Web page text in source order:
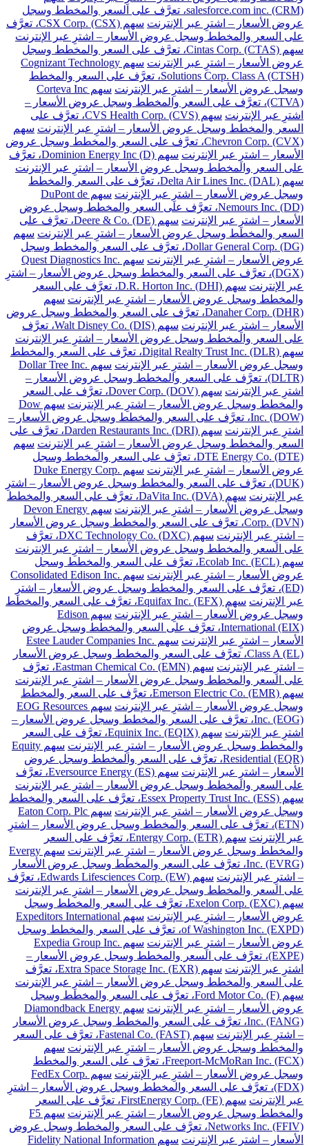
salesforce.com inc. (CRM)، تعرَّف على السعر والمخطط وسجل
عروض الأسعار – اشترِ عبر الإنترنت
سهم CSX Corp. (CSX)، تعرَّف
على السعر والمخطط وسجل عروض الأسعار – اشترِ عبر الإنترنت
سهم Cintas Corp. (CTAS)، تعرَّف على السعر والمخطط وسجل
عروض الأسعار – اشترِ عبر الإنترنت
سهم Cognizant Technology
Solutions Corp. Class A (CTSH)، تعرَّف على السعر والمخطط
وسجل عروض الأسعار – اشترِ عبر الإنترنت
سهم Corteva Inc
(CTVA)، تعرَّف على السعر والمخطط وسجل عروض الأسعار –
اشترِ عبر الإنترنت
سهم CVS Health Corp. (CVS)، تعرَّف على
السعر والمخطط وسجل عروض الأسعار – اشترِ عبر الإنترنت سهم
Chevron Corp. (CVX)، تعرَّف على السعر والمخطط وسجل عروض
الأسعار – اشترِ عبر الإنترنت
سهم Dominion Energy Inc (D)، تعرَّف
على السعر والمخطط وسجل عروض الأسعار – اشترِ عبر الإنترنت
سهم Delta Air Lines Inc. (DAL)، تعرَّف على السعر والمخطط
وسجل عروض الأسعار – اشترِ عبر الإنترنت
سهم DuPont de
Nemours Inc. (DD)، تعرَّف على السعر والمخطط وسجل عروض
الأسعار – اشترِ عبر الإنترنت
سهم Deere & Co. (DE)، تعرَّف على
السعر والمخطط وسجل عروض الأسعار – اشترِ عبر الإنترنت سهم
Dollar General Corp. (DG)، تعرَّف على السعر والمخطط وسجل
عروض الأسعار – اشترِ عبر الإنترنت
سهم Quest Diagnostics Inc.
(DGX)، تعرَّف على السعر والمخطط وسجل عروض الأسعار – اشترِ
عبر الإنترنت
سهم D.R. Horton Inc. (DHI)، تعرَّف على السعر
والمخطط وسجل عروض الأسعار – اشترِ عبر الإنترنت سهم
Danaher Corp. (DHR)، تعرَّف على السعر والمخطط وسجل عروض
الأسعار – اشترِ عبر الإنترنت
سهم Walt Disney Co. (DIS)، تعرَّف
على السعر والمخطط وسجل عروض الأسعار – اشترِ عبر الإنترنت
سهم Digital Realty Trust Inc. (DLR)، تعرَّف على السعر والمخطط
وسجل عروض الأسعار – اشترِ عبر الإنترنت
سهم Dollar Tree Inc.
(DLTR)، تعرَّف على السعر والمخطط وسجل عروض الأسعار –
اشترِ عبر الإنترنت
سهم Dover Corp. (DOV)، تعرَّف على السعر
والمخطط وسجل عروض الأسعار – اشترِ عبر الإنترنت
سهم Dow
Inc. (DOW)، تعرَّف على السعر والمخطط وسجل عروض الأسعار –
اشترِ عبر الإنترنت
سهم Darden Restaurants Inc. (DRI)، تعرَّف على
السعر والمخطط وسجل عروض الأسعار – اشترِ عبر الإنترنت سهم
DTE Energy Co. (DTE)، تعرَّف على السعر والمخطط وسجل
عروض الأسعار – اشترِ عبر الإنترنت
سهم Duke Energy Corp.
(DUK)، تعرَّف على السعر والمخطط وسجل عروض الأسعار – اشترِ
عبر الإنترنت
سهم DaVita Inc. (DVA)، تعرَّف على السعر والمخطط
وسجل عروض الأسعار – اشترِ عبر الإنترنت
سهم Devon Energy
Corp. (DVN)، تعرَّف على السعر والمخطط وسجل عروض الأسعار
– اشترِ عبر الإنترنت
سهم DXC Technology Co. (DXC)، تعرَّف
على السعر والمخطط وسجل عروض الأسعار – اشترِ عبر الإنترنت
سهم Ecolab Inc. (ECL)، تعرَّف على السعر والمخطط وسجل
عروض الأسعار – اشترِ عبر الإنترنت
سهم Consolidated Edison Inc.
(ED)، تعرَّف على السعر والمخطط وسجل عروض الأسعار – اشترِ
عبر الإنترنت
سهم Equifax Inc. (EFX)، تعرَّف على السعر والمخطط
وسجل عروض الأسعار – اشترِ عبر الإنترنت
سهم Edison
International (EIX)، تعرَّف على السعر والمخطط وسجل عروض
الأسعار – اشترِ عبر الإنترنت
سهم Estee Lauder Companies Inc.
Class A (EL)، تعرَّف على السعر والمخطط وسجل عروض الأسعار
– اشترِ عبر الإنترنت
سهم Eastman Chemical Co. (EMN)، تعرَّف
على السعر والمخطط وسجل عروض الأسعار – اشترِ عبر الإنترنت
سهم Emerson Electric Co. (EMR)، تعرَّف على السعر والمخطط
وسجل عروض الأسعار – اشترِ عبر الإنترنت
سهم EOG Resources
Inc. (EOG)، تعرَّف على السعر والمخطط وسجل عروض الأسعار –
اشترِ عبر الإنترنت
سهم Equinix Inc. (EQIX)، تعرَّف على السعر
والمخطط وسجل عروض الأسعار – اشترِ عبر الإنترنت
سهم Equity
Residential (EQR)، تعرَّف على السعر والمخطط وسجل عروض
الأسعار – اشترِ عبر الإنترنت
سهم Eversource Energy (ES)، تعرَّف
على السعر والمخطط وسجل عروض الأسعار – اشترِ عبر الإنترنت
سهم Essex Property Trust Inc. (ESS)، تعرَّف على السعر والمخطط
وسجل عروض الأسعار – اشترِ عبر الإنترنت
سهم Eaton Corp. Plc
(ETN)، تعرَّف على السعر والمخطط وسجل عروض الأسعار – اشترِ
عبر الإنترنت
سهم Entergy Corp. (ETR)، تعرَّف على السعر
والمخطط وسجل عروض الأسعار – اشترِ عبر الإنترنت
سهم Evergy
Inc. (EVRG)، تعرَّف على السعر والمخطط وسجل عروض الأسعار
– اشترِ عبر الإنترنت
سهم Edwards Lifesciences Corp. (EW)، تعرَّف
على السعر والمخطط وسجل عروض الأسعار – اشترِ عبر الإنترنت
سهم Exelon Corp. (EXC)، تعرَّف على السعر والمخطط وسجل
عروض الأسعار – اشترِ عبر الإنترنت
سهم Expeditors International
of Washington Inc. (EXPD)، تعرَّف على السعر والمخطط وسجل
عروض الأسعار – اشترِ عبر الإنترنت
سهم Expedia Group Inc.
(EXPE)، تعرَّف على السعر والمخطط وسجل عروض الأسعار –
اشترِ عبر الإنترنت
سهم Extra Space Storage Inc. (EXR)، تعرَّف
على السعر والمخطط وسجل عروض الأسعار – اشترِ عبر الإنترنت
سهم Ford Motor Co. (F)، تعرَّف على السعر والمخطط وسجل
عروض الأسعار – اشترِ عبر الإنترنت
سهم Diamondback Energy
Inc. (FANG)، تعرَّف على السعر والمخطط وسجل عروض الأسعار
– اشترِ عبر الإنترنت
سهم Fastenal Co. (FAST)، تعرَّف على السعر
والمخطط وسجل عروض الأسعار – اشترِ عبر الإنترنت سهم
Freeport-McMoRan Inc. (FCX)، تعرَّف على السعر والمخطط
وسجل عروض الأسعار – اشترِ عبر الإنترنت
سهم FedEx Corp.
(FDX)، تعرَّف على السعر والمخطط وسجل عروض الأسعار – اشترِ
عبر الإنترنت
سهم FirstEnergy Corp. (FE)، تعرَّف على السعر
والمخطط وسجل عروض الأسعار – اشترِ عبر الإنترنت
سهم F5
Networks Inc. (FFIV)، تعرَّف على السعر والمخطط وسجل عروض
الأسعار – اشترِ عبر الإنترنت
سهم Fidelity National Information